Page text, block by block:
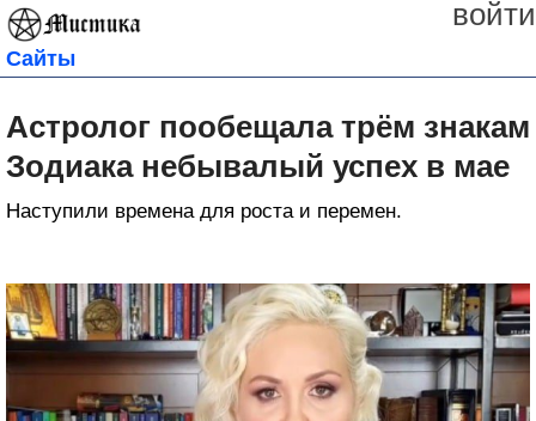
войти
Сайты
Астролог пообещала трём знакам
Зодиака небывалый успех в мае
Наступили времена для роста и перемен.